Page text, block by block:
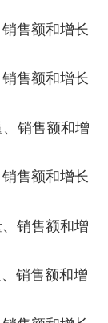
售额和增长
售额和增长
销售额和增
售额和增长
销售额和增
销售额和增